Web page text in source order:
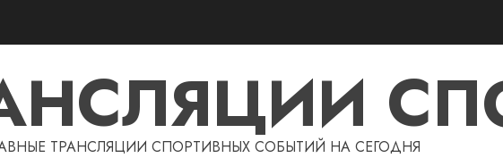
ТРАНСЛЯЦИИ СПОРТИВНЫХ СОБЫТИЙ НА СЕГОДНЯ